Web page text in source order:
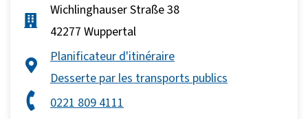
Wichlinghauser Straße 38
42277 Wuppertal
Planificateur d'itinéraire
Desserte par les transports publics
0221 809 4111